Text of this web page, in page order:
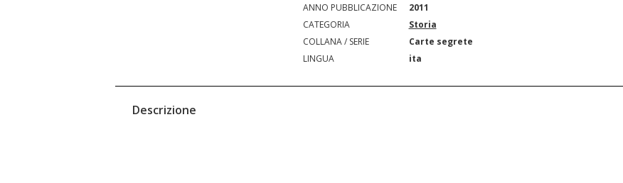
ANNO PUBBLICAZIONE
2011
CATEGORIA
Storia
COLLANA / SERIE
Carte segrete
LINGUA
ita
Descrizione